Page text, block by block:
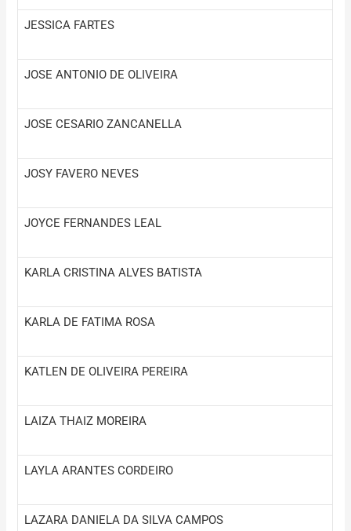
JESSICA FARTES
JOSE ANTONIO DE OLIVEIRA
JOSE CESARIO ZANCANELLA
JOSY FAVERO NEVES
JOYCE FERNANDES LEAL
KARLA CRISTINA ALVES BATISTA
KARLA DE FATIMA ROSA
KATLEN DE OLIVEIRA PEREIRA
LAIZA THAIZ MOREIRA
LAYLA ARANTES CORDEIRO
LAZARA DANIELA DA SILVA CAMPOS